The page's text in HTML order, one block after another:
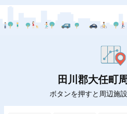
田川郡大任町
ボタンを押すと周辺施